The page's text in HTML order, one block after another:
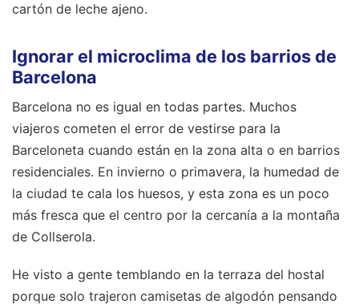
cartón de leche ajeno.
Ignorar el microclima de los barrios de
Barcelona
Barcelona no es igual en todas partes. Muchos
viajeros cometen el error de vestirse para la
Barceloneta cuando están en la zona alta o en barrios
residenciales. En invierno o primavera, la humedad de
la ciudad te cala los huesos, y esta zona es un poco
más fresca que el centro por la cercanía a la montaña
de Collserola.
He visto a gente temblando en la terraza del hostal
porque solo trajeron camisetas de algodón pensando